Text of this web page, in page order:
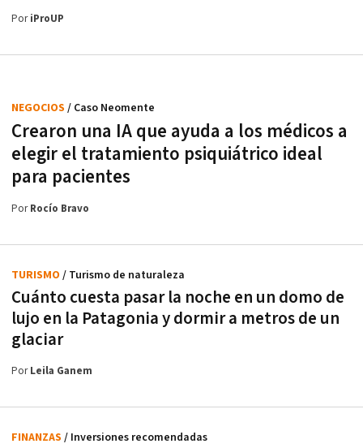
PoriProUP
Crearon una IA que ayuda a los médicos a
elegir el tratamiento psiquiátrico ideal
para pacientes
NEGOCIOS / Caso Neomente
PorRocío Bravo
Cuánto cuesta pasar la noche en un domo de
lujo en la Patagonia y dormir a metros de un
glaciar
TURISMO / Turismo de naturaleza
PorLeila Ganem
FINANZAS / Inversiones recomendadas